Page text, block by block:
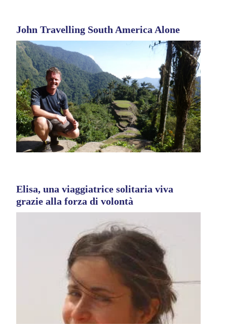
John Travelling South America Alone
Elisa, una viaggiatrice solitaria viva
grazie alla forza di volontà